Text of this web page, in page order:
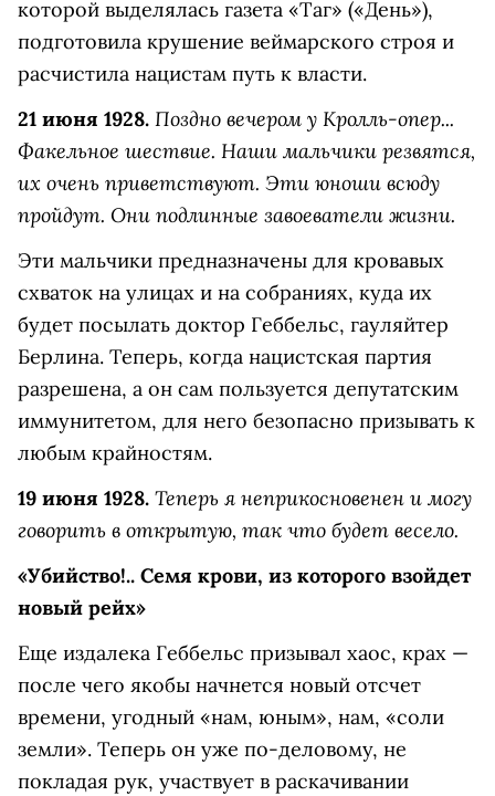
которой выделялась газета «Таг» («День»),
подготовила крушение веймарского строя и
расчистила нацистам путь к власти.
21 июня 1928. Поздно вечером у Кролль-опер...
Факельное шествие. Наши мальчики резвятся,
их очень приветствуют. Эти юноши всюду
пройдут. Они подлинные завоеватели жизни.
Эти мальчики предназначены для кровавых
схваток на улицах и на собраниях, куда их
будет посылать доктор Геббельс, гауляйтер
Берлина. Теперь, когда нацистская партия
разрешена, а он сам пользуется депутатским
иммунитетом, для него безопасно призывать к
любым крайностям.
19 июня 1928. Теперь я неприкосновенен и могу
говорить в открытую, так что будет весело.
«Убийство!.. Семя крови, из которого взойдет
новый рейх»
Еще издалека Геббельс призывал хаос, крах —
после чего якобы начнется новый отсчет
времени, угодный «нам, юным», нам, «соли
земли». Теперь он уже по-деловому, не
покладая рук, участвует в раскачивании